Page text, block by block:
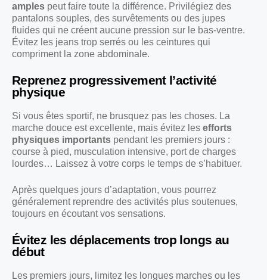
amples peut faire toute la différence. Privilégiez des
pantalons souples, des survêtements ou des jupes
fluides qui ne créent aucune pression sur le bas-ventre.
Évitez les jeans trop serrés ou les ceintures qui
compriment la zone abdominale.
Reprenez progressivement l’activité
physique
Si vous êtes sportif, ne brusquez pas les choses. La
marche douce est excellente, mais évitez les efforts
physiques importants pendant les premiers jours :
course à pied, musculation intensive, port de charges
lourdes… Laissez à votre corps le temps de s’habituer.
Après quelques jours d’adaptation, vous pourrez
généralement reprendre des activités plus soutenues,
toujours en écoutant vos sensations.
Évitez les déplacements trop longs au
début
Les premiers jours, limitez les longues marches ou les